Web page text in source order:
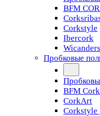
BFM
Corkstyle
Ibercork
Wicanders
Пробковые
BFM Cork
CorkArt
Corkstyle